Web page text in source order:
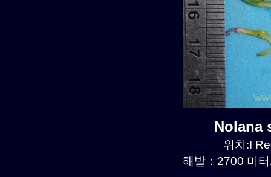
Nolana
위치:I
해발：2700 미